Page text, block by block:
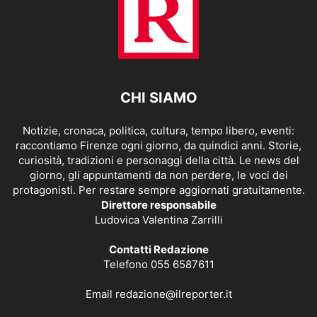
CHI SIAMO
Notizie, cronaca, politica, cultura, tempo libero, eventi:
raccontiamo Firenze ogni giorno, da quindici anni. Storie,
curiosità, tradizioni e personaggi della città. Le news del
giorno, gli appuntamenti da non perdere, le voci dei
protagonisti. Per restare sempre aggiornati gratuitamente.
Direttore responsabile
Ludovica Valentina Zarrilli
Contatti Redazione
Telefono 055 6587611
Email redazione@ilreporter.it